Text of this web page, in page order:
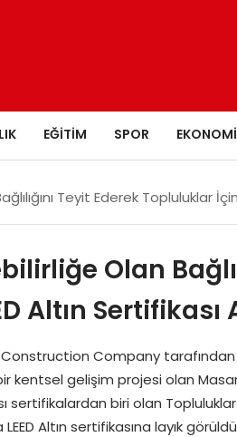
EĞITIM SPOR EKONOMI
Teyit Ederek Topluluklar İçin
Olan
Altın Sertifikası
Construction Company
kentsel gelişim projesi olan
sertifikalardan biri olan Topluluklar
Altın sertifikasına layık